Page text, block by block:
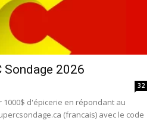
Sondage 2026
32
1000$ d'épicerie en répondant au
(francais) avec le code